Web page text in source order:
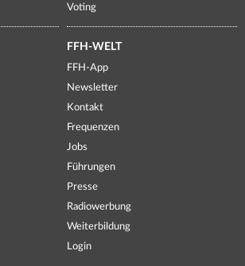
Voting
FFH-WELT
FFH-App
Newsletter
Kontakt
Frequenzen
Jobs
Führungen
Presse
Radiowerbung
Weiterbildung
Login